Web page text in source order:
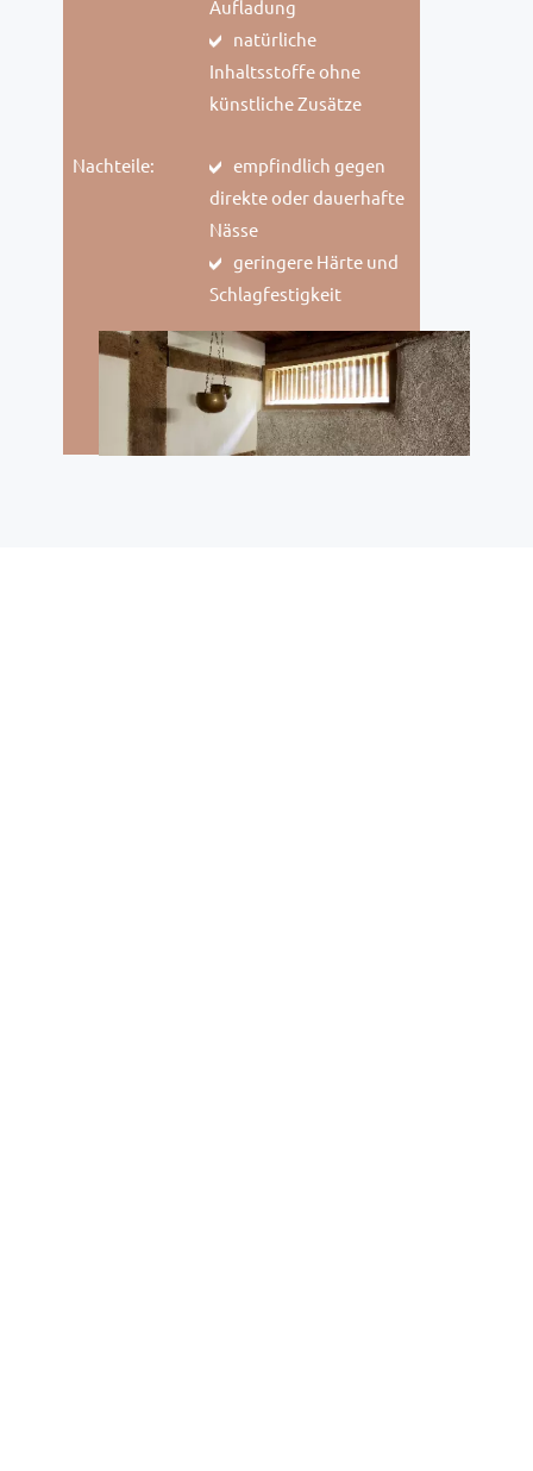
Aufladung
natürliche
Inhaltsstoffe ohne
künstliche Zusätze
Nachteile:
empfindlich gegen
direkte oder dauerhafte
Nässe
geringere Härte und
Schlagfestigkeit